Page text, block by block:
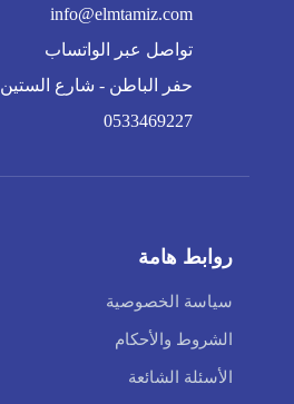
info@elmtamiz.com
تواصل عبر الواتساب
حفر الباطن - شارع الستين
0533469227
روابط هامة
سياسة الخصوصية
الشروط والأحكام
الأسئلة الشائعة